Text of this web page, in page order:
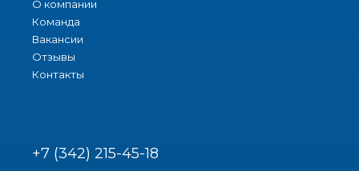
О компании
Команда
Вакансии
Отзывы
Контакты
+7 (342) 215-45-18